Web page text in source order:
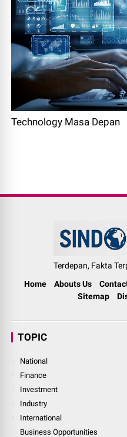
Technology Masa Depan
Terdepan, Fakta
Home
Abouts Us
Sitemap
TOPIC
National
Finance
Investment
Industry
International
Business Opportunities